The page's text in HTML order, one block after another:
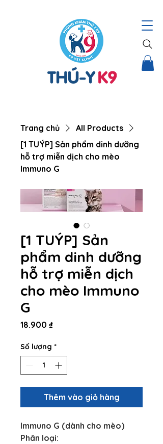
Trang chủ
All Products
[1 TUÝP] Sản phẩm dinh dưỡng
hỗ trợ miễn dịch cho mèo
Immuno G
[1 TUÝP] Sản
phẩm dinh dưỡng
hỗ trợ miễn dịch
cho mèo Immuno
G
18.900 ₫Giá
Số lượng *
Thêm vào giỏ hàng
Immuno G (dành cho mèo)
Phân loại: